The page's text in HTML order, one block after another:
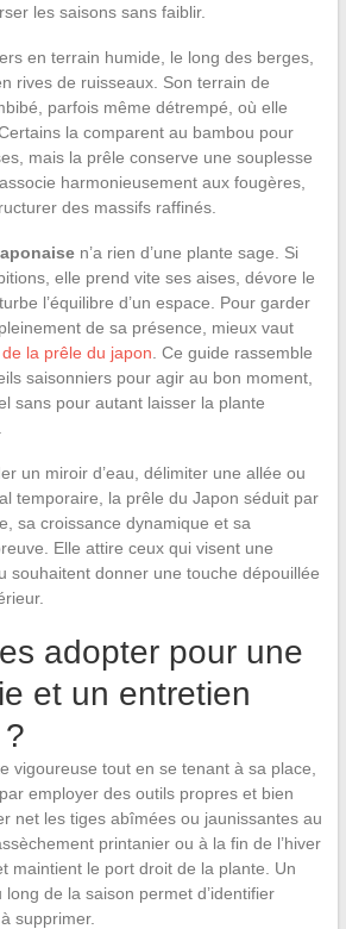
les saisons sans faiblir.
en terrain humide, le long des berges,
rives de ruisseaux. Son terrain de
parfois même détrempé, où elle
la comparent au bambou pour
mais la prêle conserve une souplesse
harmonieusement aux fougères,
des massifs raffinés.
n’a rien d’une plante sage. Si
elle prend vite ses aises, dévore le
l’équilibre d’un espace. Pour garder
de sa présence, mieux vaut
la prêle du japon . Ce guide rassemble
saisonniers pour agir au bon moment,
sans pour autant laisser la plante
un miroir d’eau, délimiter une allée ou
temporaire, la prêle du Japon séduit par
sa croissance dynamique et sa
Elle attire ceux qui visent une
souhaitent donner une touche dépouillée
adopter pour une
et un entretien
vigoureuse tout en se tenant à sa place,
employer des outils propres et bien
net les tiges abîmées ou jaunissantes au
printanier ou à la fin de l’hiver
maintient le port droit de la plante. Un
de la saison permet d’identifier
supprimer.